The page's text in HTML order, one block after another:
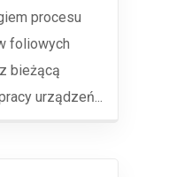
procesu
foliowych
bieżącą
urządzeń...